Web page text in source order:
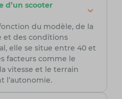
d’un scooter
du modèle, de la
et des conditions
elle se situe entre 40 et
facteurs comme le
vitesse et le terrain
l’autonomie.